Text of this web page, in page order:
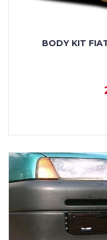
BODY KIT